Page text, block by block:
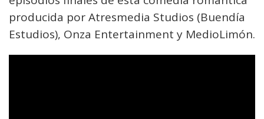
producida por Atresmedia Studios (Buendía
Estudios), Onza Entertainment y MedioLimón.